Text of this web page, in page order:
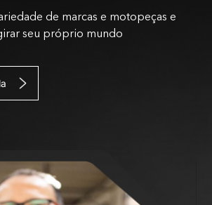
de marcas e motopeças e
seu próprio mundo